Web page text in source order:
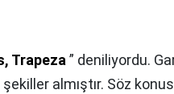
Trapeza” deniliyordu.
almıştır. Söz